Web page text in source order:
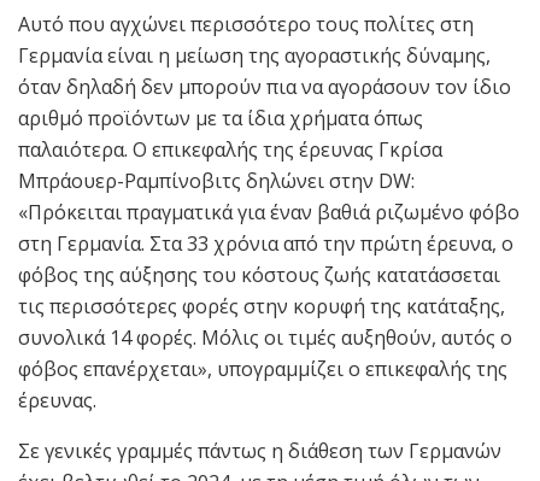
Αυτό που αγχώνει περισσότερο τους πολίτες στη
Γερμανία είναι η μείωση της αγοραστικής δύναμης,
όταν δηλαδή δεν μπορούν πια να αγοράσουν τον ίδιο
αριθμό προϊόντων με τα ίδια χρήματα όπως
παλαιότερα. Ο επικεφαλής της έρευνας Γκρίσα
Μπράουερ-Ραμπίνοβιτς δηλώνει στην DW:
«Πρόκειται πραγματικά για έναν βαθιά ριζωμένο φόβο
στη Γερμανία. Στα 33 χρόνια από την πρώτη έρευνα, ο
φόβος της αύξησης του κόστους ζωής κατατάσσεται
τις περισσότερες φορές στην κορυφή της κατάταξης,
συνολικά 14 φορές. Μόλις οι τιμές αυξηθούν, αυτός ο
φόβος επανέρχεται», υπογραμμίζει ο επικεφαλής της
έρευνας.
Σε γενικές γραμμές πάντως η διάθεση των Γερμανών